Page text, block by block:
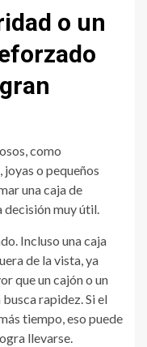
o un
como
o pequeños
una caja de
decisión muy útil.
Incluso una caja
de la vista, ya
que un cajón o un
rapidez. Si el
tiempo, eso puede
llevarse.